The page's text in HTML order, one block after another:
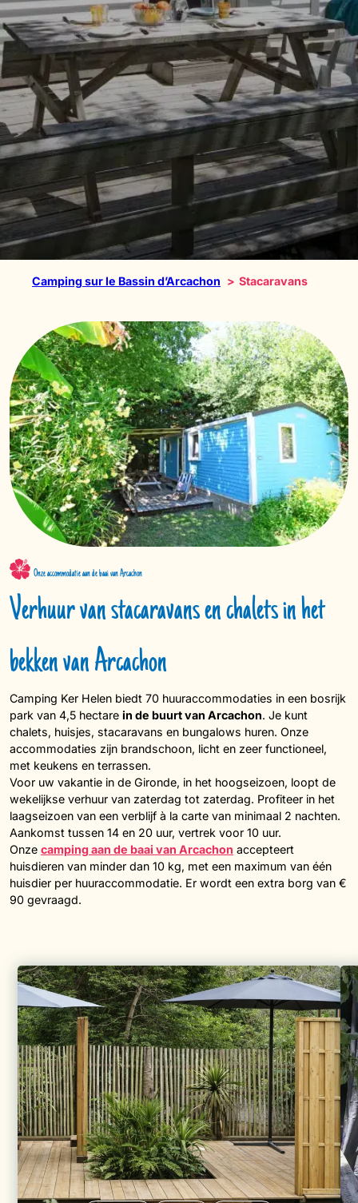
Camping sur le Bassin d’Arcachon Stacaravans
Onze accommodatie aan de baai van Arcachon
Verhuur van stacaravans en chalets in het
bekken van Arcachon
Camping Ker Helen biedt 70 huuraccommodaties in een bosrijk
park van 4,5 hectare in de buurt van Arcachon. Je kunt
chalets, huisjes, stacaravans en bungalows huren. Onze
accommodaties zijn brandschoon, licht en zeer functioneel,
met keukens en terrassen.
Voor uw vakantie in de Gironde, in het hoogseizoen, loopt de
wekelijkse verhuur van zaterdag tot zaterdag. Profiteer in het
laagseizoen van een verblijf à la carte van minimaal 2 nachten.
Aankomst tussen 14 en 20 uur, vertrek voor 10 uur.
Onze camping aan de baai van Arcachon accepteert
huisdieren van minder dan 10 kg, met een maximum van één
huisdier per huuraccommodatie. Er wordt een extra borg van €
90 gevraagd.